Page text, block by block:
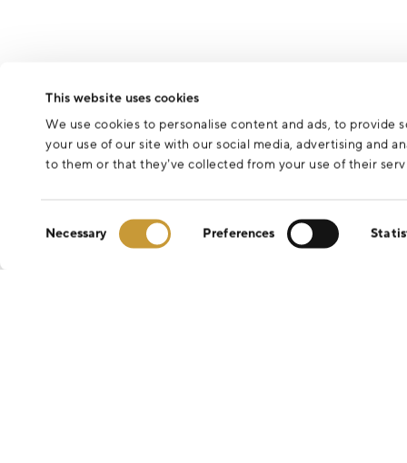
This website uses cookies
We use cookies to personalise content and ads, to provide
your use of our site with our social media, advertising and
to them or that they’ve collected from your use of their
Necessary Preferences